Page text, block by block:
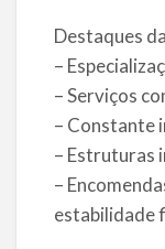
Destaques
–
– Serviços
– Constante
– Estruturas
–
estabilidade